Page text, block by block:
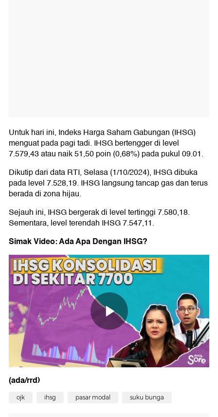
Untuk hari ini, Indeks Harga Saham Gabungan (IHSG)
menguat pada pagi tadi. IHSG bertengger di level
7.579,43 atau naik 51,50 poin (0,68%) pada pukul 09.01.
Dikutip dari data RTI, Selasa (1/10/2024), IHSG dibuka
pada level 7.528,19. IHSG langsung tancap gas dan terus
berada di zona hijau.
Sejauh ini, IHSG bergerak di level tertinggi 7.580,18.
Sementara, level terendah IHSG 7.547,11.
Simak Video: Ada Apa Dengan IHSG?
(ada/rrd)
ojk ihsg pasar modal suku bunga